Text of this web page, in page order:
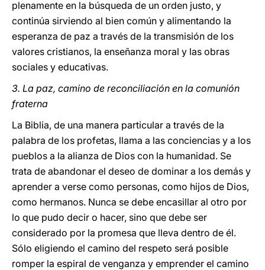
plenamente en la búsqueda de un orden justo, y
continúa sirviendo al bien común y alimentando la
esperanza de paz a través de la transmisión de los
valores cristianos, la enseñanza moral y las obras
sociales y educativas.
3. La paz, camino de reconciliación en la comunión
fraterna
La Biblia, de una manera particular a través de la
palabra de los profetas, llama a las conciencias y a los
pueblos a la alianza de Dios con la humanidad. Se
trata de abandonar el deseo de dominar a los demás y
aprender a verse como personas, como hijos de Dios,
como hermanos. Nunca se debe encasillar al otro por
lo que pudo decir o hacer, sino que debe ser
considerado por la promesa que lleva dentro de él.
Sólo eligiendo el camino del respeto será posible
romper la espiral de venganza y emprender el camino